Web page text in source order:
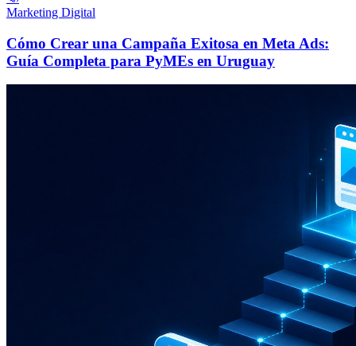
Marketing Digital
Cómo Crear una Campaña Exitosa en Meta Ads:
Guía Completa para PyMEs en Uruguay